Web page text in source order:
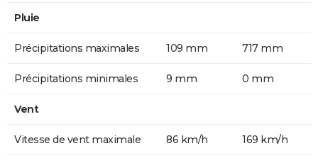
Pluie
Précipitations maximales 109 mm 717 mm
Précipitations minimales 9 mm 0 mm
Vent
Vitesse de vent maximale 86 km/h 169 km/h